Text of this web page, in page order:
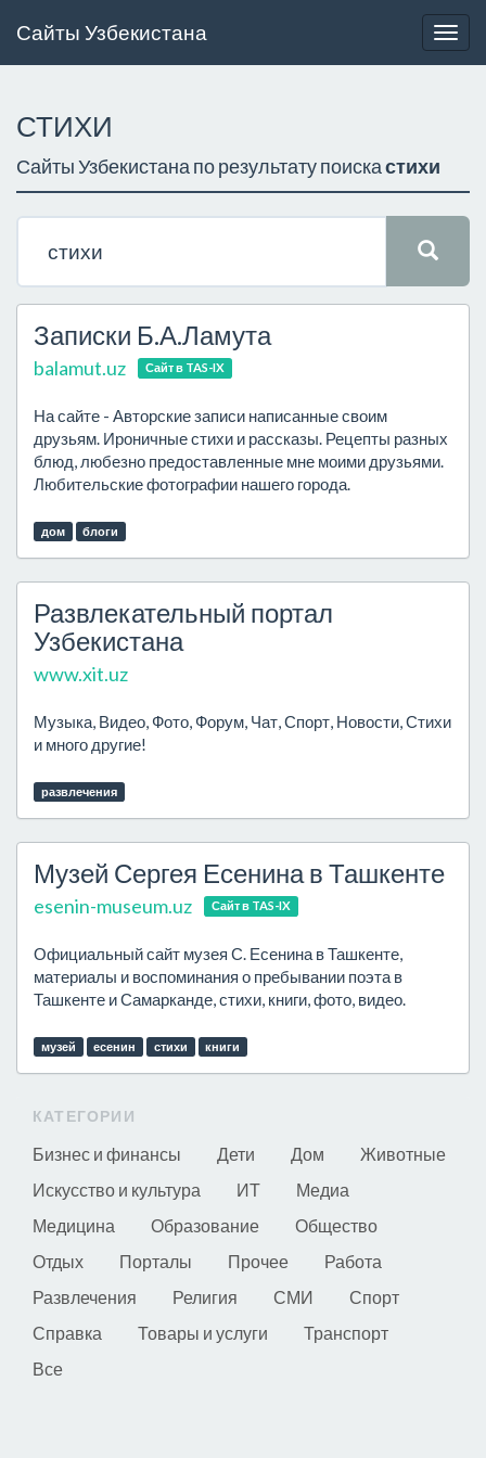
Сайты Узбекистана
СТИХИ
Сайты Узбекистана по результату поискастихи
Записки Б.А.Ламута
balamut.uz Сайт в TAS-IX
На сайте - Авторские записи написанные своим
друзьям. Ироничные стихи и рассказы. Рецепты разных
блюд, любезно предоставленные мне моими друзьями.
Любительские фотографии нашего города.
дом блоги
Развлекательный портал
Узбекистана
www.xit.uz
Музыка, Видео, Фото, Форум, Чат, Спорт, Новости, Стихи
и много другие!
развлечения
Музей Сергея Есенина в Ташкенте
esenin-museum.uz Сайт в TAS-IX
Официальный сайт музея С. Есенина в Ташкенте,
материалы и воспоминания о пребывании поэта в
Ташкенте и Самарканде, стихи, книги, фото, видео.
музей есенин стихи книги
КАТЕГОРИИ
Бизнес и финансы Дети Дом
Животные
Искусство и культура
ИТ
Медиа
Медицина
Образование
Общество
Отдых
Порталы Прочее
Работа
Развлечения
Религия СМИ
Спорт
Справка
Товары и услуги
Транспорт
Все